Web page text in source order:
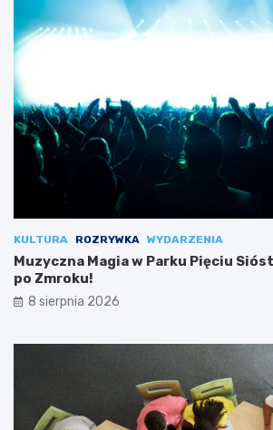
KULTURA ROZRYWKA WYDARZENIA
Muzyczna Magia w Parku Pięciu
po Zmroku!
8 sierpnia 2026